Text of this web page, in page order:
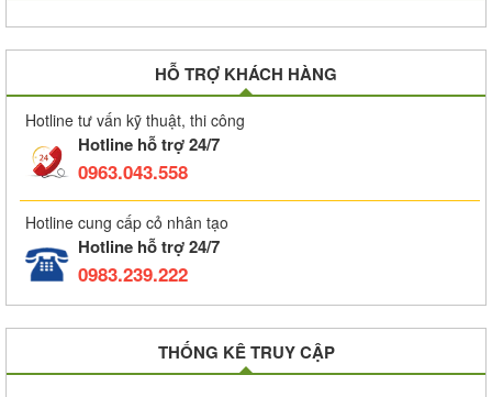
HỖ TRỢ KHÁCH HÀNG
Hotline tư vấn kỹ thuật, thi công
Hotline hỗ trợ 24/7
0963.043.558
Hotline cung cấp cỏ nhân tạo
Hotline hỗ trợ 24/7
0983.239.222
THỐNG KÊ TRUY CẬP